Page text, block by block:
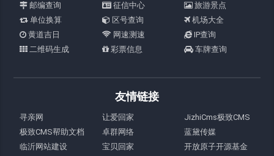
邮编查询
征信中心
旅游景点
单位换算
区号查询
机场大全
黄道吉日
网速测速
IP查询
二维码生成
彩票信息 车牌查询
友情链接
寻亲网 让爱回家
JizhiCms极致CMS
极致CMS帮助文档
卓群网络
蓝黛传媒
临沂网站建设
宝贝回家
开放原子开源基金